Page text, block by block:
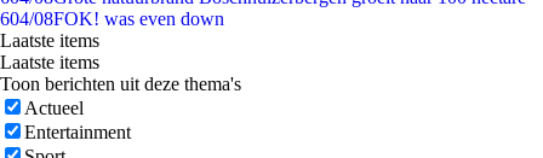
604/08FOK! was even down
Laatste items
Laatste items
Toon berichten uit deze thema's
Actueel
Entertainment